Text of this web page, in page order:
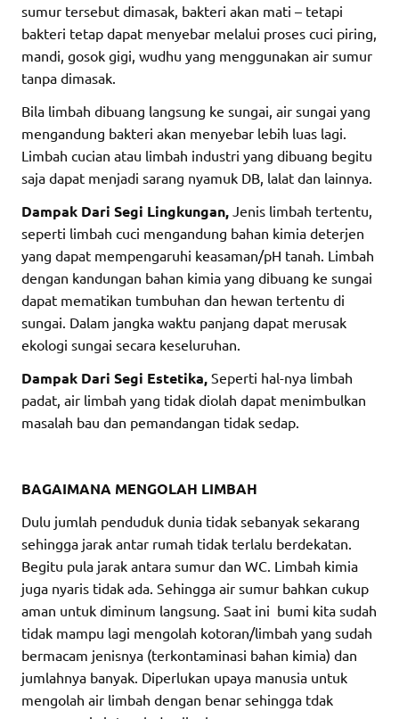
sumur tersebut dimasak, bakteri akan mati – tetapi
bakteri tetap dapat menyebar melalui proses cuci piring,
mandi, gosok gigi, wudhu yang menggunakan air sumur
tanpa dimasak.
Bila limbah dibuang langsung ke sungai, air sungai yang
mengandung bakteri akan menyebar lebih luas lagi.
Limbah cucian atau limbah industri yang dibuang begitu
saja dapat menjadi sarang nyamuk DB, lalat dan lainnya.
Dampak Dari Segi Lingkungan, Jenis limbah tertentu,
seperti limbah cuci mengandung bahan kimia deterjen
yang dapat mempengaruhi keasaman/pH tanah. Limbah
dengan kandungan bahan kimia yang dibuang ke sungai
dapat mematikan tumbuhan dan hewan tertentu di
sungai. Dalam jangka waktu panjang dapat merusak
ekologi sungai secara keseluruhan.
Dampak Dari Segi Estetika, Seperti hal-nya limbah
padat, air limbah yang tidak diolah dapat menimbulkan
masalah bau dan pemandangan tidak sedap.
BAGAIMANA MENGOLAH LIMBAH
Dulu jumlah penduduk dunia tidak sebanyak sekarang
sehingga jarak antar rumah tidak terlalu berdekatan.
Begitu pula jarak antara sumur dan WC. Limbah kimia
juga nyaris tidak ada. Sehingga air sumur bahkan cukup
aman untuk diminum langsung. Saat ini bumi kita sudah
tidak mampu lagi mengolah kotoran/limbah yang sudah
bermacam jenisnya (terkontaminasi bahan kimia) dan
jumlahnya banyak. Diperlukan upaya manusia untuk
mengolah air limbah dengan benar sehingga tdak